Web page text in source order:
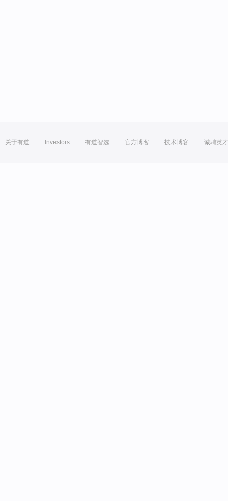
关于有道 Investors 有道智选 官方博客 技术博客 诚聘英才